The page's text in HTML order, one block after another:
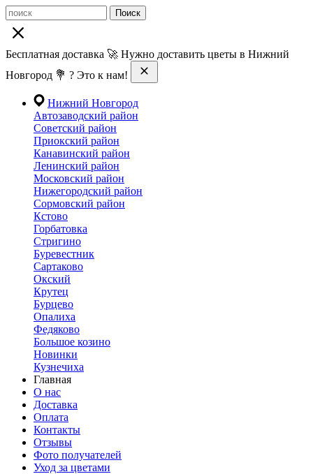
Поиск
Бесплатная доставка 🚀 Нужно доставить цветы в Нижний
Новгород 💐 ? Это к нам!
Нижний Новгород
Автозаводский район
Советский район
Приокский район
Канавинский район
Ленинский район
Московский район
Нижегородский район
Сормовский район
Кстово
Горбатовка
Стригино
Буревестник
Сартаково
Окский
Крутец
Бурцево
Опалиха
Федяково
Большое козино
Новинки
Кузнечиха
Главная
О нас
Доставка
Оплата
Контакты
Отзывы
Фото получателей
Уход за цветами